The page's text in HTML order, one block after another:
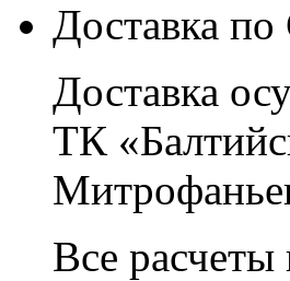
Доставка
Доставка
ТК
Все расчеты